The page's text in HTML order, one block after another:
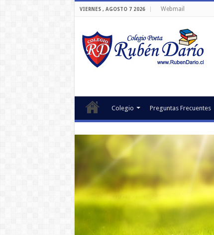
VIERNES , AGOSTO 7 2026 Webmail
Colegio Preguntas Frecuentes